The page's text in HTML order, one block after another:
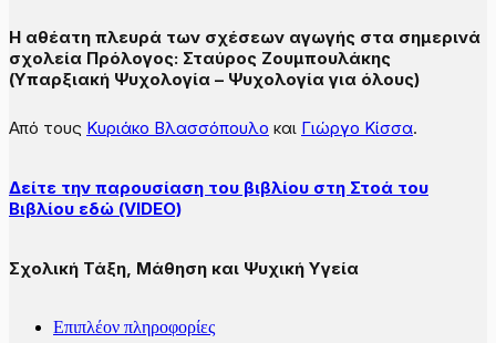
Η αθέατη πλευρά των σχέσεων αγωγής στα σημερινά
σχολεία Πρόλογος: Σταύρος Ζουμπουλάκης
(Υπαρξιακή Ψυχολογία – Ψυχολογία για όλους)
Από τους Κυριάκο Βλασσόπουλο και Γιώργο Κίσσα.
Δείτε την παρουσίαση του βιβλίου στη Στοά του
Βιβλίου εδώ (VIDEO)
Σχολική Τάξη, Μάθηση και Ψυχική Υγεία
Επιπλέον πληροφορίες